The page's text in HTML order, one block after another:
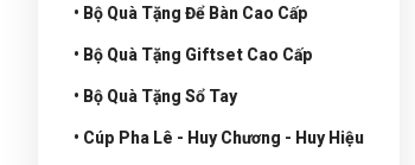
• Bộ Quà Tặng Để Bàn Cao Cấp
• Bộ Quà Tặng Giftset Cao Cấp
• Bộ Quà Tặng Sổ Tay
• Cúp Pha Lê - Huy Chương - Huy Hiệu